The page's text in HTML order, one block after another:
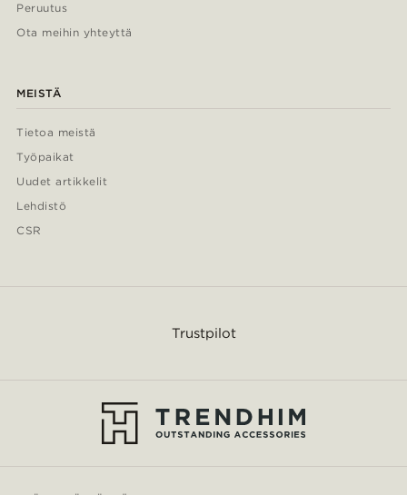
Peruutus
Ota meihin yhteyttä
MEISTÄ
Tietoa meistä
Työpaikat
Uudet artikkelit
Lehdistö
CSR
Trustpilot